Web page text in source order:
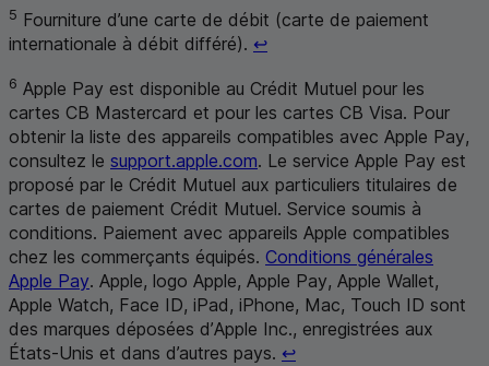
5 Fourniture d’une carte de débit (carte de paiement
internationale à débit différé). ↩Retour au renvoi 5
6 Apple Pay est disponible au Crédit Mutuel pour les
cartes CB Mastercard et pour les cartes CB Visa. Pour
obtenir la liste des appareils compatibles avec Apple Pay,
consultez le support.apple.com. Le service Apple Pay est
proposé par le Crédit Mutuel aux particuliers titulaires de
cartes de paiement Crédit Mutuel. Service soumis à
conditions. Paiement avec appareils Apple compatibles
chez les commerçants équipés. Conditions générales
Apple Pay. Apple, logo Apple, Apple Pay, Apple Wallet,
Apple Watch, Face ID, iPad, iPhone, Mac, Touch ID sont
des marques déposées d’Apple Inc., enregistrées aux
États-Unis et dans d’autres pays. ↩Retour au renvoi 6